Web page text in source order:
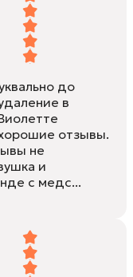
до
в
отзывы.
не
и
с медс...